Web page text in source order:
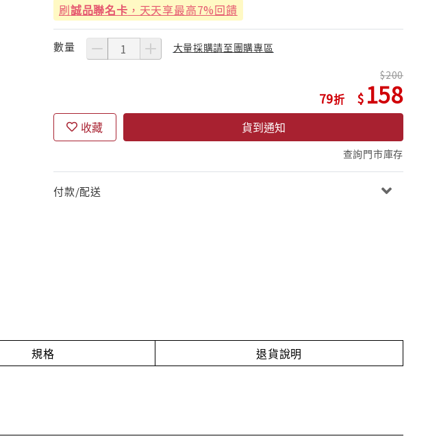
刷誠品聯名卡 ，天天享最高7%回饋
數量 大量採購請至團購專區
79
200
158
收藏 貨到通知
查詢門市庫存
付款/配送
規格 退貨說明